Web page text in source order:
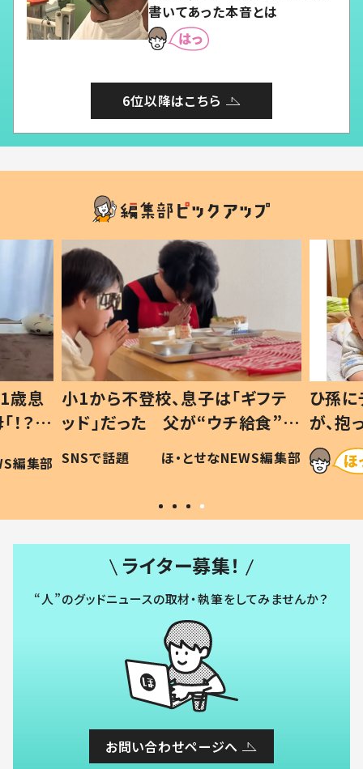
書いてあった本音とは
6位以降はこちら
歳息
？」
編集部
小1から不登校、息子は「ギフテ
ッド」だった 父が“ウチ給食”を
作り続ける理由とは #令和の親
#令和の子
SNSで話題 ほ・とせなNEWS編集部
ひ孫
が、
「涙が
い」
ライター募集！
“人”のグッドニュースの取材・執筆をしてみませんか？
お問い合わせページへ